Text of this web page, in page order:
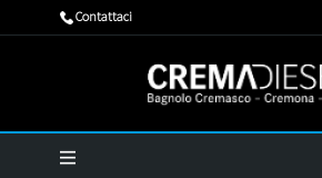
​Contattaci